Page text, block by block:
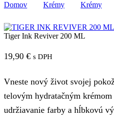
Domov
Krémy Krémy
Tiger Ink Reviver 200 ML
19,90 € s DPH
Vneste nový život svojej
telovým hydratačným
udržiavanie farby a hĺbkovú